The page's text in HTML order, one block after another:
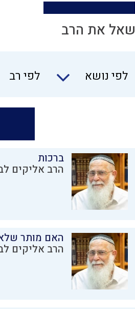
שאל את הרב
לפי נושא
לפי רב
ברכות
הרב אליקים
האם מותר
הרב אליקים